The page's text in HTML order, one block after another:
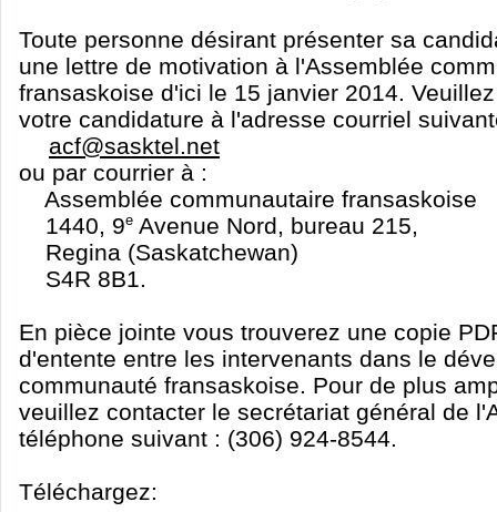
Toute personne désirant présenter sa
une lettre de motivation à l'Assemblée
fransaskoise d'ici le 15 janvier 2014.
votre candidature à l'adresse courriel
acf@sasktel.net
ou par courrier à :
Assemblée communautaire fransaskoise
1440, 9e Avenue Nord, bureau 215,
Regina (Saskatchewan)
S4R 8B1.
En pièce jointe vous trouverez une copie
d'entente entre les intervenants dans le
communauté fransaskoise. Pour de plus
veuillez contacter le secrétariat général de
téléphone suivant : (306) 924-8544.
Téléchargez: